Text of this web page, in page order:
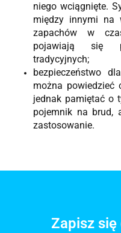
niego wciągnięte.
między innymi na
zapachów w
pojawiają się
tradycyjnych;
bezpieczeństwo
można powiedzieć
jednak pamiętać o
pojemnik na brud,
zastosowanie.
Zapisz